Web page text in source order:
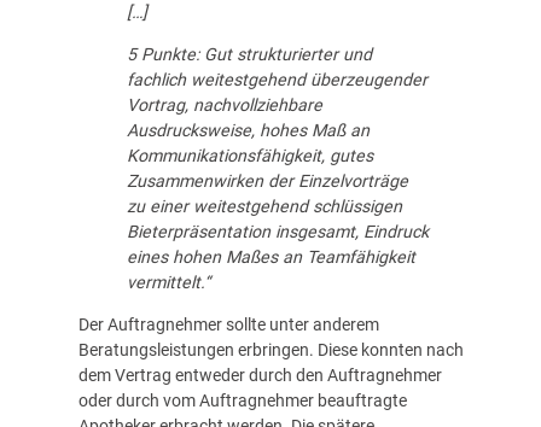
[…]
5 Punkte: Gut strukturierter und
fachlich weitestgehend überzeugender
Vortrag, nachvollziehbare
Ausdrucksweise, hohes Maß an
Kommunikationsfähigkeit, gutes
Zusammenwirken der Einzelvorträge
zu einer weitestgehend schlüssigen
Bieterpräsentation insgesamt, Eindruck
eines hohen Maßes an Teamfähigkeit
vermittelt.“
Der Auftragnehmer sollte unter anderem
Beratungsleistungen erbringen. Diese konnten nach
dem Vertrag entweder durch den Auftragnehmer
oder durch vom Auftragnehmer beauftragte